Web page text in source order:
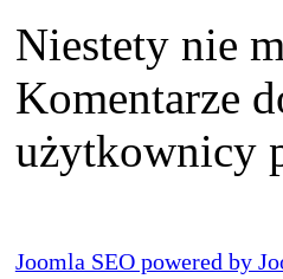
Niestety nie
Komentarze
użytkownicy
Joomla SEO powered by